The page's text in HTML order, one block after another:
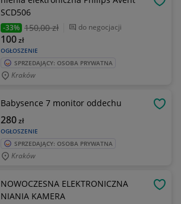
SCD506
-33% 150,00 zł do negocjacji
OGŁOSZENIE
100zł
SPRZEDAJĄCY: OSOBA PRYWATNA
Kraków
Babysence 7 monitor oddechu
OGŁOSZENIE
280zł
SPRZEDAJĄCY: OSOBA PRYWATNA
Kraków
NOWOCZESNA ELEKTRONICZNA
NIANIA KAMERA